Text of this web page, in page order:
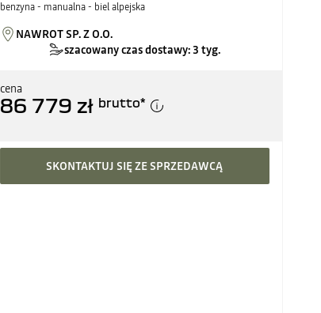
benzyna - manualna - biel alpejska
NAWROT SP. Z O.O.
szacowany czas dostawy: 3 tyg.
cena
86 779 zł brutto*
SKONTAKTUJ SIĘ ZE SPRZEDAWCĄ